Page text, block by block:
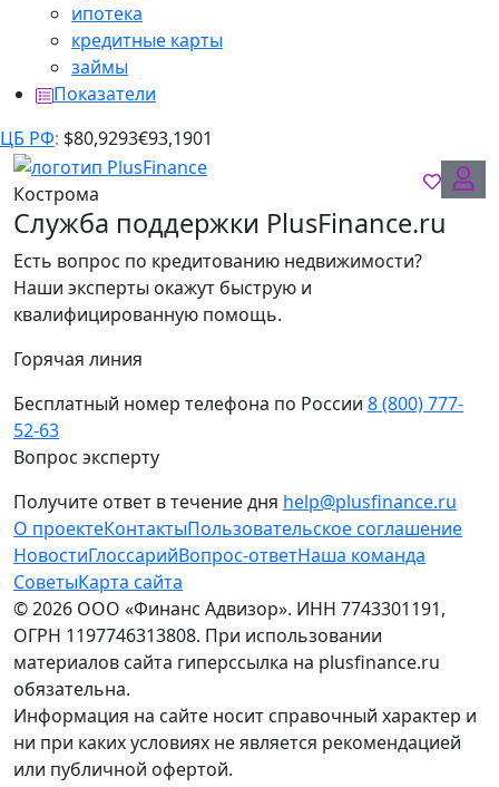
ипотека
кредитные карты
займы
Показатели
ЦБ РФ: $80,9293€93,1901
Кострома
Служба поддержки PlusFinance.ru
Есть вопрос по кредитованию недвижимости?
Наши эксперты окажут быструю и
квалифицированную помощь.
Горячая линия
Бесплатный номер телефона по России 8 (800) 777-
52-63
Вопрос эксперту
Получите ответ в течение дня help@plusfinance.ru
О проектеКонтактыПользовательское соглашение
НовостиГлоссарийВопрос-ответНаша команда
СоветыКарта сайта
© 2026 ООО «Финанс Адвизор». ИНН 7743301191,
ОГРН 1197746313808. При использовании
материалов сайта гиперссылка на plusfinance.ru
обязательна.
Информация на сайте носит справочный характер и
ни при каких условиях не является рекомендацией
или публичной офертой.